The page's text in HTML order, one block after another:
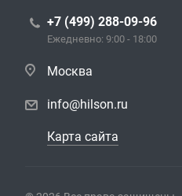
+7 (499) 288-09-96
Ежедневно: 9:00 - 18:00
Москва
info@hilson.ru
Карта сайта